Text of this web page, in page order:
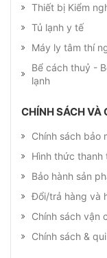
Thiết bị Kiểm
Tủ lạnh y tế
Máy ly tâm thí
Bể cách thuỷ -
lạnh
CHÍNH SÁCH VÀ
Chính sách bảo
Hình thức thanh
Bảo hành sản
Đổi/trả hàng và
Chính sách vận
Chính sách &